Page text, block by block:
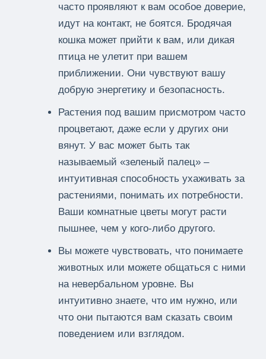
часто проявляют к вам особое доверие,
идут на контакт, не боятся. Бродячая
кошка может прийти к вам, или дикая
птица не улетит при вашем
приближении. Они чувствуют вашу
добрую энергетику и безопасность.
Растения под вашим присмотром часто
процветают, даже если у других они
вянут. У вас может быть так
называемый «зеленый палец» –
интуитивная способность ухаживать за
растениями, понимать их потребности.
Ваши комнатные цветы могут расти
пышнее, чем у кого-либо другого.
Вы можете чувствовать, что понимаете
животных или можете общаться с ними
на невербальном уровне. Вы
интуитивно знаете, что им нужно, или
что они пытаются вам сказать своим
поведением или взглядом.